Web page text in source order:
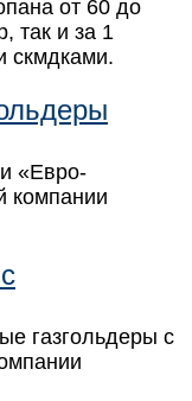
от 60 до
так и за 1
скмдками.
«Евро-
компании
газгольдеры с